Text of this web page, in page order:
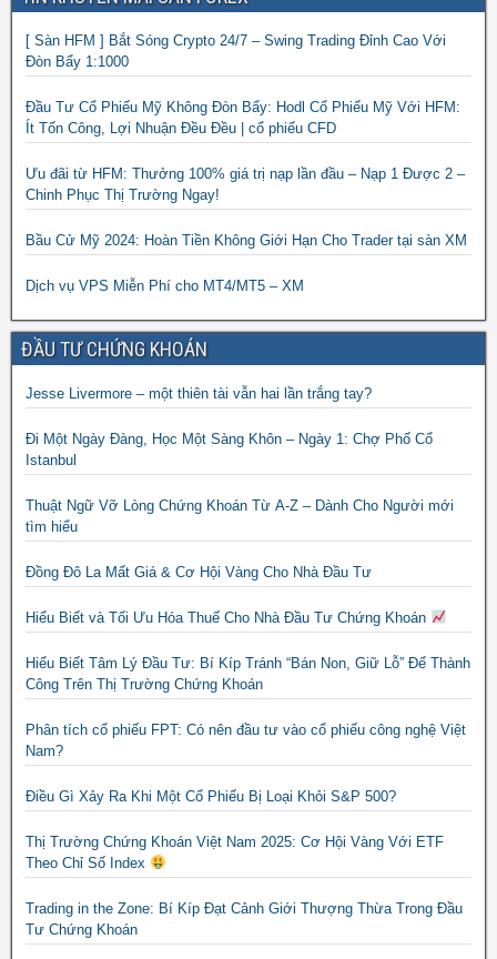
[ Sàn HFM ] Bắt Sóng Crypto 24/7 – Swing Trading Đỉnh Cao Với
Đòn Bẩy 1:1000
Đầu Tư Cổ Phiếu Mỹ Không Đòn Bẩy: Hodl Cổ Phiếu Mỹ Với HFM:
Ít Tốn Công, Lợi Nhuận Đều Đều | cổ phiếu CFD
Ưu đãi từ HFM: Thưởng 100% giá trị nạp lần đầu – Nạp 1 Được 2 –
Chinh Phục Thị Trường Ngay!
Bầu Cử Mỹ 2024: Hoàn Tiền Không Giới Hạn Cho Trader tại sàn XM
Dịch vụ VPS Miễn Phí cho MT4/MT5 – XM
ĐẦU TƯ CHỨNG KHOÁN
Jesse Livermore – một thiên tài vẫn hai lần trắng tay?
Đi Một Ngày Đàng, Học Một Sàng Khôn – Ngày 1: Chợ Phố Cổ
Istanbul
Thuật Ngữ Vỡ Lòng Chứng Khoán Từ A-Z – Dành Cho Người mới
tìm hiểu
Đồng Đô La Mất Giá & Cơ Hội Vàng Cho Nhà Đầu Tư
Hiểu Biết và Tối Ưu Hóa Thuế Cho Nhà Đầu Tư Chứng Khoán
Hiểu Biết Tâm Lý Đầu Tư: Bí Kíp Tránh “Bán Non, Giữ Lỗ” Để Thành
Công Trên Thị Trường Chứng Khoán
Phân tích cổ phiếu FPT: Có nên đầu tư vào cổ phiếu công nghệ Việt
Nam?
Điều Gì Xảy Ra Khi Một Cổ Phiếu Bị Loại Khỏi S&P 500?
Thị Trường Chứng Khoán Việt Nam 2025: Cơ Hội Vàng Với ETF
Theo Chỉ Số Index
Trading in the Zone: Bí Kíp Đạt Cảnh Giới Thượng Thừa Trong Đầu
Tư Chứng Khoán